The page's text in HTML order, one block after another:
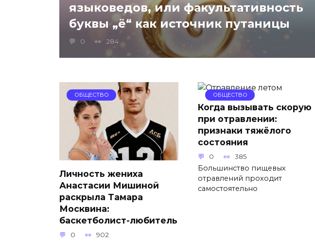
языковедов, или факультативность
буквы „ё“ как источник путаницы
0 284
ОБЩЕСТВО
Личность жениха
Анастасии Мишиной
раскрыла Тамара
Москвина:
баскетболист-любитель
0 902
ОБЩЕСТВО
Когда вызывать скорую
при отравлении:
признаки тяжёлого
состояния
0 385
Большинство пищевых
отравлений проходит
самостоятельно